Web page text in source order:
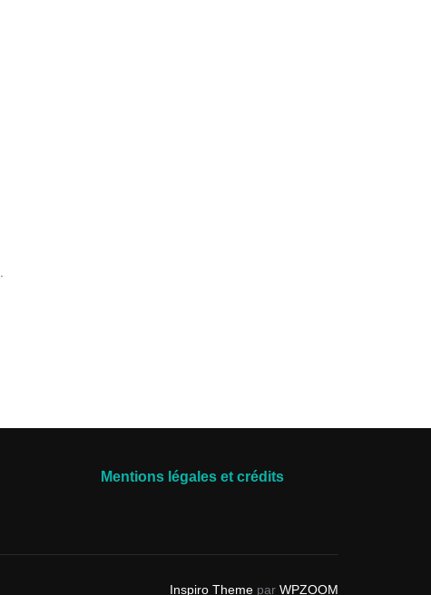
Mentions légales et crédits
Inspiro Theme par WPZOOM